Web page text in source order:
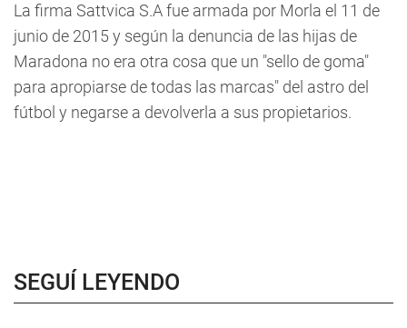
La firma Sattvica S.A fue armada por Morla el 11 de
junio de 2015 y según la denuncia de las hijas de
Maradona no era otra cosa que un "sello de goma"
para apropiarse de todas las marcas" del astro del
fútbol y negarse a devolverla a sus propietarios.
SEGUÍ LEYENDO